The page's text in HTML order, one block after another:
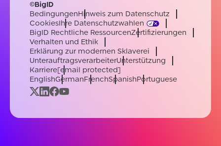
©BigID
BedingungenHinweis zum Datenschutz
CookiesIhre Datenschutzwahlen
BigID Rechtliche RessourcenZertifizierungen
Verhalten und Ethik
Erklärung zur modernen Sklaverei
UnterauftragsverarbeiterUnterstützung
Karriere[email protected]
EnglishGermanFrenchSpanishPortuguese